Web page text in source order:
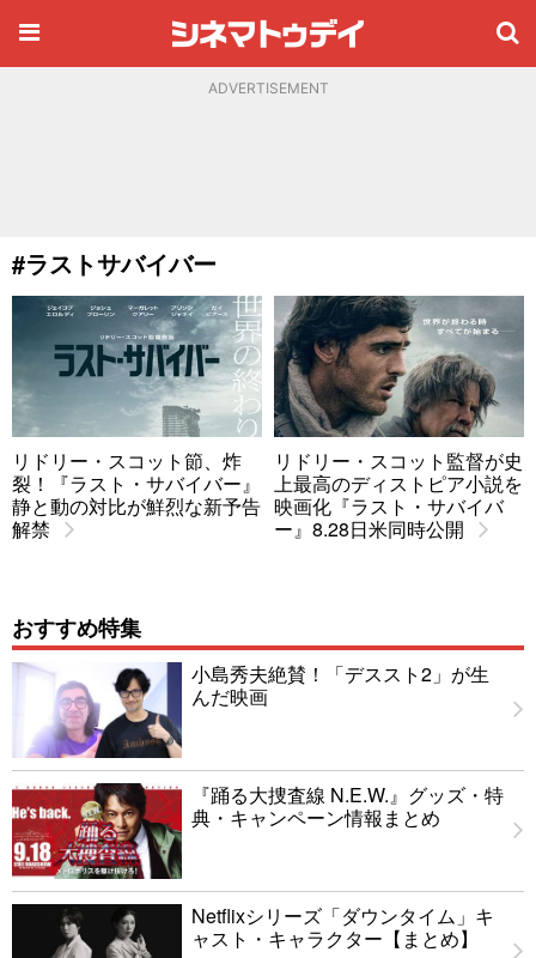
ADVERTISEMENT
#ラストサバイバー
リドリー・スコット節、炸
裂！『ラスト・サバイバー』
静と動の対比が鮮烈な新予告
解禁
リドリー・スコット監督が史
上最高のディストピア小説を
映画化『ラスト・サバイバ
ー』8.28日米同時公開
おすすめ特集
小島秀夫絶賛！「デススト2」が生
んだ映画
『踊る大捜査線 N.E.W.』グッズ・特
典・キャンペーン情報まとめ
Netflixシリーズ「ダウンタイム」キ
ャスト・キャラクター【まとめ】